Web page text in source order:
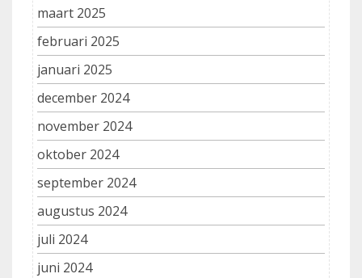
maart 2025
februari 2025
januari 2025
december 2024
november 2024
oktober 2024
september 2024
augustus 2024
juli 2024
juni 2024